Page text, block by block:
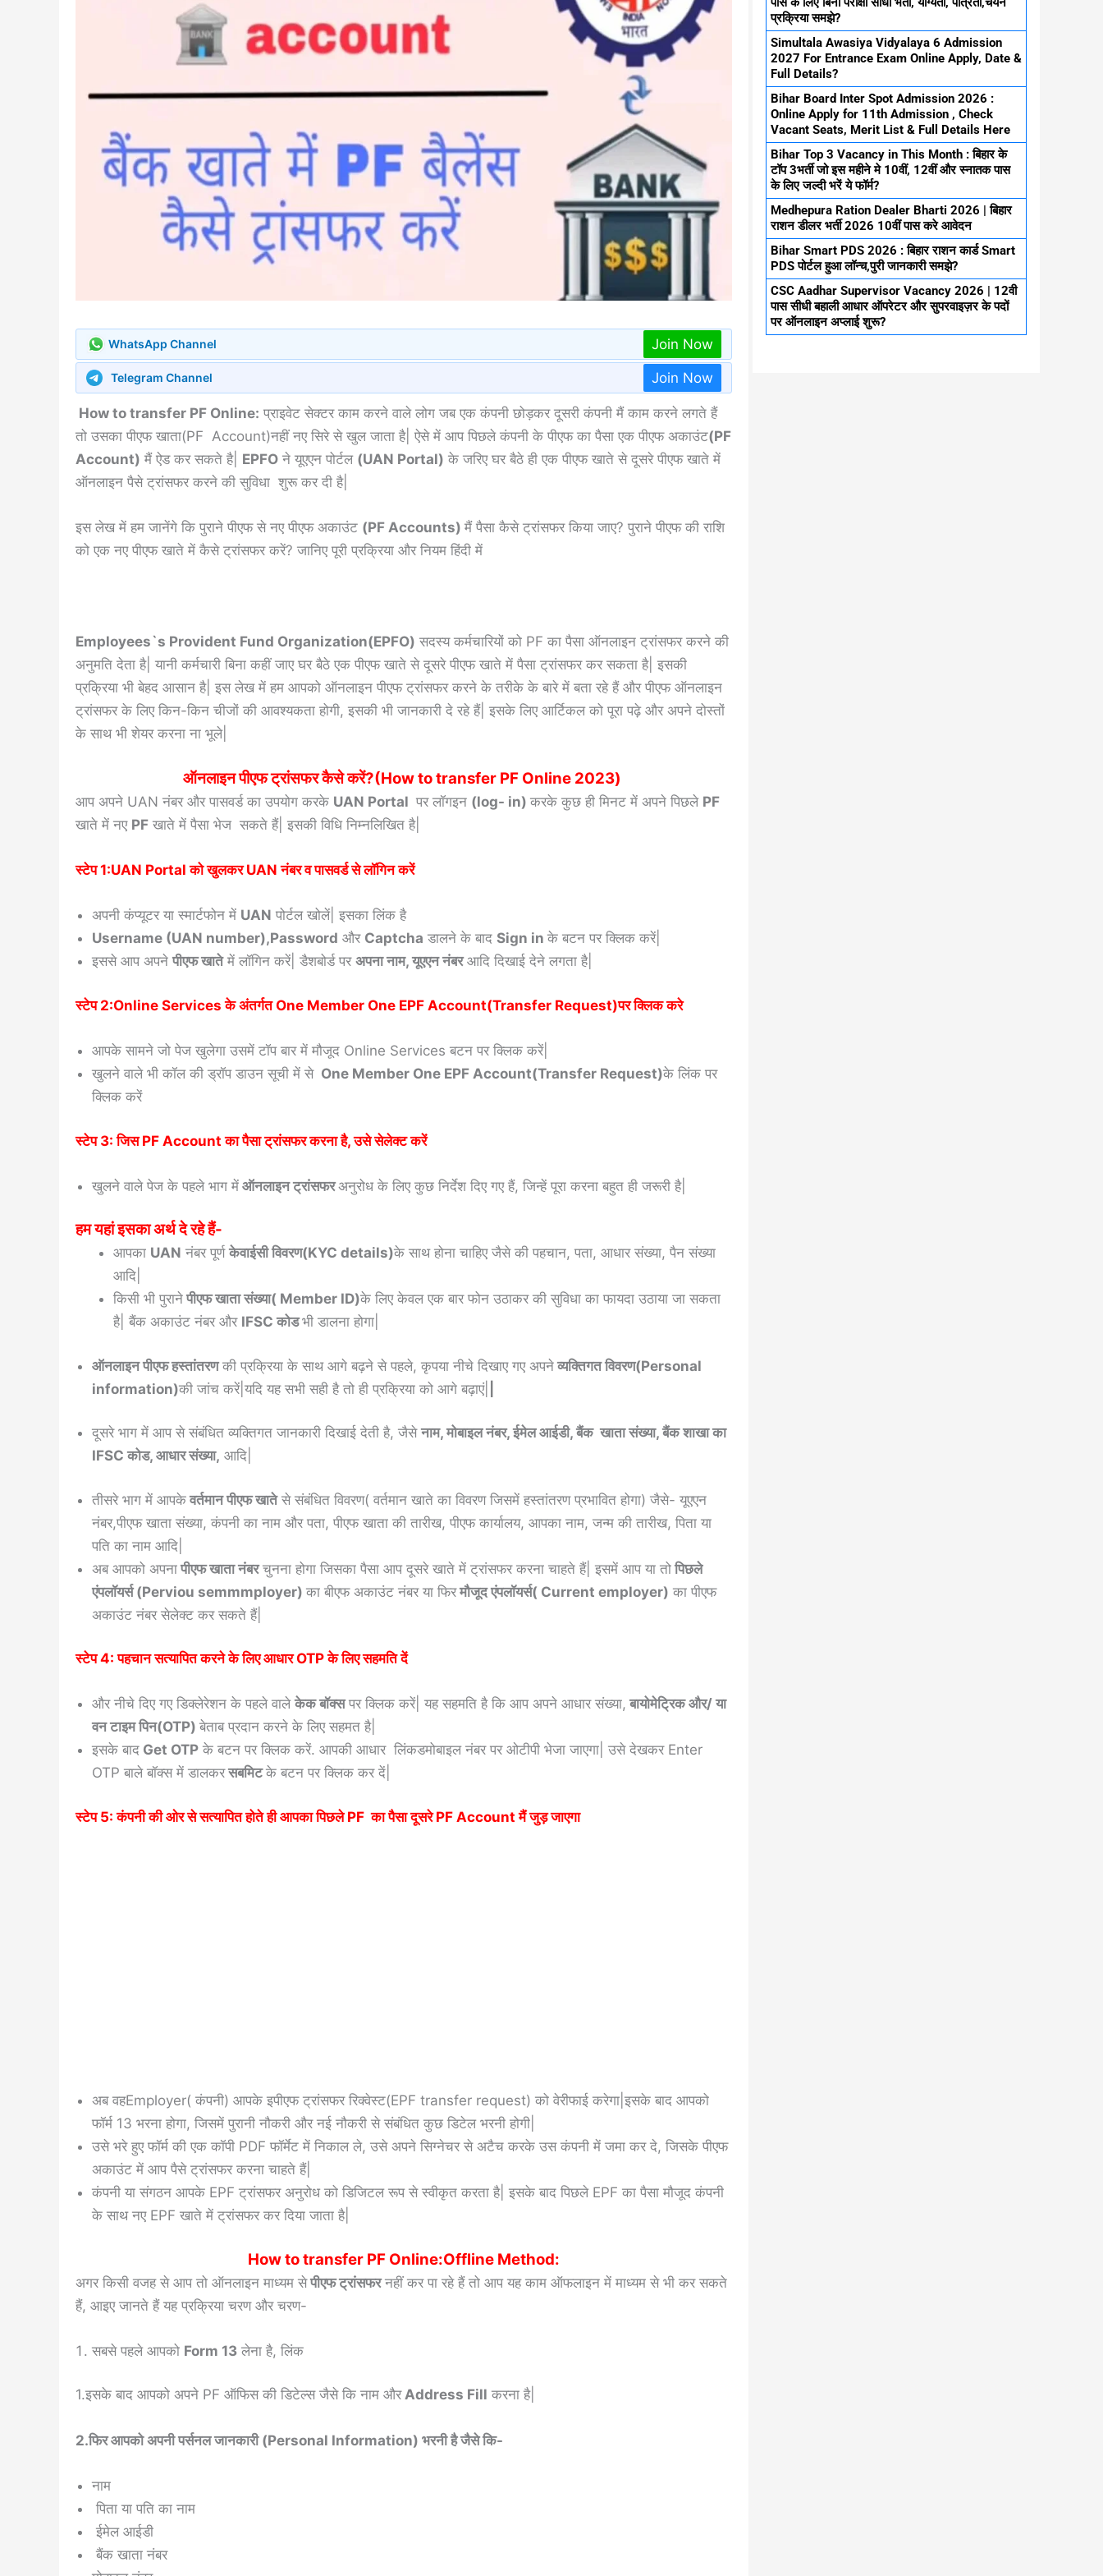
WhatsApp Channel Join Now
Telegram Channel Join Now
How to transfer PF Online: प्राइवेट सेक्टर काम करने वाले लोग जब एक कंपनी छोड़कर दूसरी कंपनी मैं काम करने लगते हैं
तो उसका पीएफ खाता(PF Account)नहीं नए सिरे से खुल जाता है| ऐसे में आप पिछले कंपनी के पीएफ का पैसा एक पीएफ अकाउंट(PF
Account) मैं ऐड कर सकते है| EPFO ने यूएएन पोर्टल (UAN Portal) के जरिए घर बैठे ही एक पीएफ खाते से दूसरे पीएफ खाते में
ऑनलाइन पैसे ट्रांसफर करने की सुविधा शुरू कर दी है|
इस लेख में हम जानेंगे कि पुराने पीएफ से नए पीएफ अकाउंट (PF Accounts) मैं पैसा कैसे ट्रांसफर किया जाए? पुराने पीएफ की राशि
को एक नए पीएफ खाते में कैसे ट्रांसफर करें? जानिए पूरी प्रक्रिया और नियम हिंदी में
Employees`s Provident Fund Organization(EPFO) सदस्य कर्मचारियों को PF का पैसा ऑनलाइन ट्रांसफर करने की
अनुमति देता है| यानी कर्मचारी बिना कहीं जाए घर बैठे एक पीएफ खाते से दूसरे पीएफ खाते में पैसा ट्रांसफर कर सकता है| इसकी
प्रक्रिया भी बेहद आसान है| इस लेख में हम आपको ऑनलाइन पीएफ ट्रांसफर करने के तरीके के बारे में बता रहे हैं और पीएफ ऑनलाइन
ट्रांसफर के लिए किन-किन चीजों की आवश्यकता होगी, इसकी भी जानकारी दे रहे हैं| इसके लिए आर्टिकल को पूरा पढ़े और अपने दोस्तों
के साथ भी शेयर करना ना भूले|
ऑनलाइन पीएफ ट्रांसफर कैसे करें?(How to transfer PF Online 2023)
आप अपने UAN नंबर और पासवर्ड का उपयोग करके UAN Portal पर लॉगइन (log- in) करके कुछ ही मिनट में अपने पिछले PF
खाते में नए PF खाते में पैसा भेज सकते हैं| इसकी विधि निम्नलिखित है|
स्टेप 1:UAN Portal को खुलकर UAN नंबर व पासवर्ड से लॉगिन करें
अपनी कंप्यूटर या स्मार्टफोन में UAN पोर्टल खोलें| इसका लिंक है
Username (UAN number),Password और Captcha डालने के बाद Sign in के बटन पर क्लिक करें|
इससे आप अपने पीएफ खातेमें लॉगिन करें| डैशबोर्ड पर अपना नाम, यूएएन नंबरआदि दिखाई देने लगता है|
स्टेप 2:Online Services के अंतर्गत One Member One EPF Account(Transfer Request)पर क्लिक करे
आपके सामने जो पेज खुलेगा उसमें टॉप बार में मौजूद Online Services बटन पर क्लिक करें|
खुलने वाले भी कॉल की ड्रॉप डाउन सूची में से One Member One EPF Account(Transfer Request)के लिंक पर
क्लिक करें
स्टेप 3: जिस PF Account का पैसा ट्रांसफर करना है, उसे सेलेक्ट करें
खुलने वाले पेज के पहले भाग में ऑनलाइन ट्रांसफरअनुरोध के लिए कुछ निर्देश दिए गए हैं, जिन्हें पूरा करना बहुत ही जरूरी है|
हम यहां इसका अर्थ दे रहे हैं-
आपका UAN नंबर पूर्ण केवाईसी विवरण(KYC details)के साथ होना चाहिए जैसे की पहचान, पता, आधार संख्या, पैन संख्या
आदि|
किसी भी पुरानेपीएफ खाता संख्या( Member ID)के लिए केवल एक बार फोन उठाकर की सुविधा का फायदा उठाया जा सकता
है| बैंक अकाउंट नंबर और IFSC कोडभी डालना होगा|
ऑनलाइन पीएफ हस्तांतरणकी प्रक्रिया के साथ आगे बढ़ने से पहले, कृपया नीचे दिखाए गए अपने व्यक्तिगत विवरण(Personal
information)की जांच करें|यदि यह सभी सही है तो ही प्रक्रिया को आगे बढ़ाएं|
दूसरे भाग में आप से संबंधित व्यक्तिगत जानकारी दिखाई देती है, जैसे नाम, मोबाइल नंबर, ईमेल आईडी, बैंक खाता संख्या, बैंक शाखा का
IFSC कोड, आधार संख्या, आदि|
तीसरे भाग में आपके वर्तमान पीएफ खातेसे संबंधित विवरण( वर्तमान खाते का विवरण जिसमें हस्तांतरण प्रभावित होगा) जैसे- यूएएन
नंबर,पीएफ खाता संख्या, कंपनी का नाम और पता, पीएफ खाता की तारीख, पीएफ कार्यालय, आपका नाम, जन्म की तारीख, पिता या
पति का नाम आदि|
अब आपको अपना पीएफ खाता नंबरचुनना होगा जिसका पैसा आप दूसरे खाते में ट्रांसफर करना चाहते हैं| इसमें आप या तो पिछले
एंपलॉयर्स (Perviou semmmployer) का बीएफ अकाउंट नंबर या फिरमौजूद एंपलॉयर्स( Current employer) का पीएफ
अकाउंट नंबर सेलेक्ट कर सकते हैं|
स्टेप 4: पहचान सत्यापित करने के लिए आधार OTP के लिए सहमति दें
और नीचे दिए गए डिक्लेरेशन के पहले वाले केक बॉक्सपर क्लिक करें| यह सहमति है कि आप अपने आधार संख्या, बायोमेट्रिक और/ या
वन टाइम पिन(OTP) बेताब प्रदान करने के लिए सहमत है|
इसके बाद Get OTP के बटन पर क्लिक करें. आपकी आधार लिंकडमोबाइल नंबर पर ओटीपी भेजा जाएगा| उसे देखकर Enter
OTP बाले बॉक्स में डालकरसबमिटके बटन पर क्लिक कर दें|
स्टेप 5: कंपनी की ओर से सत्यापित होते ही आपका पिछले PF का पैसा दूसरे PF Account मैं जुड़ जाएगा
अब वहEmployer( कंपनी) आपके इपीएफ ट्रांसफर रिक्वेस्ट(EPF transfer request) को वेरीफाई करेगा|इसके बाद आपको
फॉर्म 13 भरना होगा, जिसमें पुरानी नौकरी और नई नौकरी से संबंधित कुछ डिटेल भरनी होगी|
उसे भरे हुए फॉर्म की एक कॉपी PDF फॉर्मेट में निकाल ले, उसे अपने सिग्नेचर से अटैच करके उस कंपनी में जमा कर दे, जिसके पीएफ
अकाउंट में आप पैसे ट्रांसफर करना चाहते हैं|
कंपनी या संगठन आपके EPF ट्रांसफर अनुरोध को डिजिटल रूप से स्वीकृत करता है| इसके बाद पिछले EPF का पैसा मौजूद कंपनी
के साथ नए EPF खाते में ट्रांसफर कर दिया जाता है|
How to transfer PF Online:Offline Method:
अगर किसी वजह से आप तो ऑनलाइन माध्यम सेपीएफ ट्रांसफरनहीं कर पा रहे हैं तो आप यह काम ऑफलाइन में माध्यम से भी कर सकते
हैं, आइए जानते हैं यह प्रक्रिया चरण और चरण-
सबसे पहले आपको Form 13 लेना है, लिंक
1.इसके बाद आपको अपने PF ऑफिस की डिटेल्स जैसे कि नाम औरAddress Fill करना है|
2.फिर आपको अपनी पर्सनल जानकारी (Personal Information) भरनी है जैसे कि-
नाम
पिता या पति का नाम
ईमेल आईडी
बैंक खाता नंबर
प्रक्रिया समझे?
Simultala Awasiya Vidyalaya 6 Admission
2027 For Entrance Exam Online Apply, Date &
Full Details?
Bihar Board Inter Spot Admission 2026 :
Online Apply for 11th Admission , Check
Vacant Seats, Merit List & Full Details Here
Bihar Top 3 Vacancy in This Month : बिहार के
टॉप 3भर्ती जो इस महीने मे 10वीं, 12वीं और स्नातक पास
के लिए जल्दी भरें ये फॉर्म?
Medhepura Ration Dealer Bharti 2026 | बिहार
राशन डीलर भर्ती 2026 10वीं पास करे आवेदन
Bihar Smart PDS 2026 : बिहार राशन कार्ड Smart
PDS पोर्टल हुआ लॉन्च,पुरी जानकारी समझे?
CSC Aadhar Supervisor Vacancy 2026 | 12वी
पास सीधी बहाली आधार ऑपरेटर और सुपरवाइज़र के पदों
पर ऑनलाइन अप्लाई शुरू?